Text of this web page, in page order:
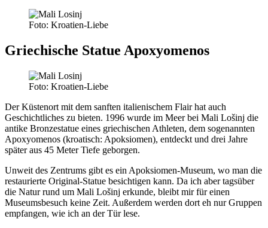
Foto: Kroatien-Liebe
Griechische Statue Apoxyomenos
Foto: Kroatien-Liebe
Der Küstenort mit dem sanften italienischem Flair hat auch
Geschichtliches zu bieten. 1996 wurde im Meer bei Mali Lošinj die
antike Bronzestatue eines griechischen Athleten, dem sogenannten
Apoxyomenos (kroatisch: Apoksiomen), entdeckt und drei Jahre
später aus 45 Meter Tiefe geborgen.
Unweit des Zentrums gibt es ein Apoksiomen-Museum, wo man die
restaurierte Original-Statue besichtigen kann. Da ich aber tagsüber
die Natur rund um Mali Lošinj erkunde, bleibt mir für einen
Museumsbesuch keine Zeit. Außerdem werden dort eh nur Gruppen
empfangen, wie ich an der Tür lese.